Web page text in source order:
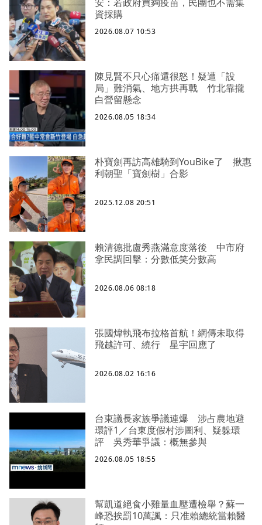
資採購
2026.08.07 10:53
陳見賢不只心痛還很怒！疑遭「設
局」難消氣、地方拱再戰 竹北靠攏
白營留懸念
2026.08.05 18:34
朴寶劍再訪高雄騎到YouBike了 揪惠
利朝聖「寶劍樹」合影
2025.12.08 20:51
賴清德批盧秀燕滿意度落後 中市府
拿民調回擊：分數低笑分數高
2026.08.06 08:18
張國煒執飛布拉格首航！網傳未取得
飛越許可、繞行 星宇回應了
2026.08.02 16:16
台東議長家族爭議連爆 涉占農地避
環評1／台東度假村涉圖利、疑躲環
評 吳秀華爭議：概無參與
2026.08.05 18:55
幫凱道絕食小雞量血壓遭檢舉？蘇一
峰恐挨罰10萬諷：只准賴總統當賴醫